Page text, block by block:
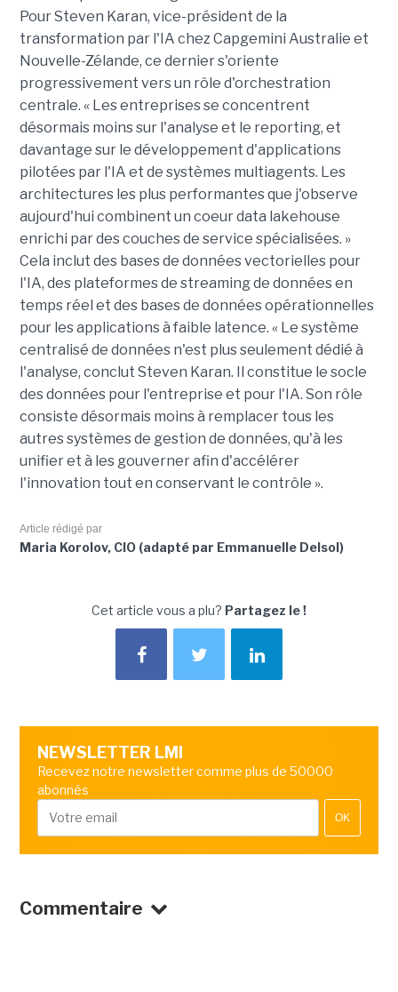
Pour Steven Karan, vice-président de la
transformation par l'IA chez Capgemini Australie et
Nouvelle-Zélande, ce dernier s'oriente
progressivement vers un rôle d'orchestration
centrale. « Les entreprises se concentrent
désormais moins sur l'analyse et le reporting, et
davantage sur le développement d'applications
pilotées par l'IA et de systèmes multiagents. Les
architectures les plus performantes que j'observe
aujourd'hui combinent un coeur data lakehouse
enrichi par des couches de service spécialisées. »
Cela inclut des bases de données vectorielles pour
l'IA, des plateformes de streaming de données en
temps réel et des bases de données opérationnelles
pour les applications à faible latence. « Le système
centralisé de données n'est plus seulement dédié à
l'analyse, conclut Steven Karan. Il constitue le socle
des données pour l'entreprise et pour l'IA. Son rôle
consiste désormais moins à remplacer tous les
autres systèmes de gestion de données, qu'à les
unifier et à les gouverner afin d'accélérer
l'innovation tout en conservant le contrôle ».
Article rédigé par
Maria Korolov, CIO (adapté par Emmanuelle Delsol)
Cet article vous a plu? Partagez le !
NEWSLETTER LMI
Recevez notre newsletter comme plus de 50000
abonnés
OK
Commentaire